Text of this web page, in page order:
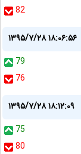
82
۱۳۹۵/۷/۲۸ ۱۸:۰۶:۵۶
79
76
۱۳۹۵/۷/۲۸ ۱۸:۱۲:۰۹
75
80